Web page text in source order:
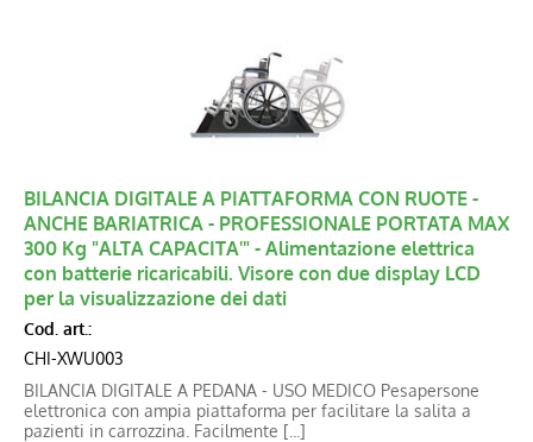
BILANCIA DIGITALE A PIATTAFORMA CON RUOTE -
ANCHE BARIATRICA - PROFESSIONALE PORTATA MAX
300 Kg "ALTA CAPACITA'" - Alimentazione elettrica
con batterie ricaricabili. Visore con due display LCD
per la visualizzazione dei dati
Cod. art.:
CHI-XWU003
BILANCIA DIGITALE A PEDANA - USO MEDICO Pesapersone
elettronica con ampia piattaforma per facilitare la salita a
pazienti in carrozzina. Facilmente [...]